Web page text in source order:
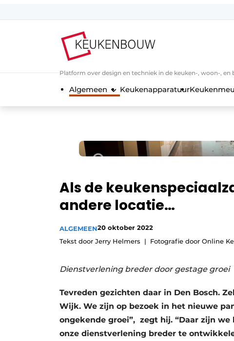
Algemene voorwaarden
Direct contact
Magazine aanvragen
Privacy / Cookie statement
Vacature aanmelden
Vacatures
Platform over design en techniek in de keuken-, woon-, en
Algemeen Keukenapparatuur
Als de
andere locatie…
ALGEMEEN20 oktober 2022
Tekst door Jerry Helmers
Fotografie door Online
Dienstverlening breder door gestage groei
Tevreden gezichten daar in Den Bosch.
Wijk. We zijn op bezoek in het nieuwe
ongekende groei”, zegt hij. “Daar zijn
onze dienstverlening breder te